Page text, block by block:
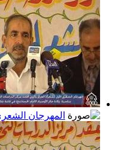
المهرجان